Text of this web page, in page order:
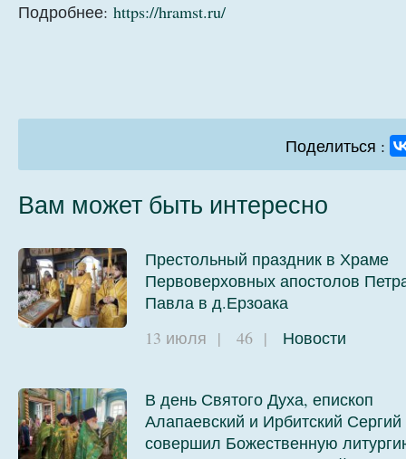
Подробнее: https://hramst.ru/
Поделиться :
Вам может быть интересно
Престольный праздник в Храме
Первоверховных апостолов
Павла в д.Ерзоака
13 июля | 46 | Новости
В день Святого Духа, епископ
Алапаевский и Ирбитский Сергий
совершил Божественную